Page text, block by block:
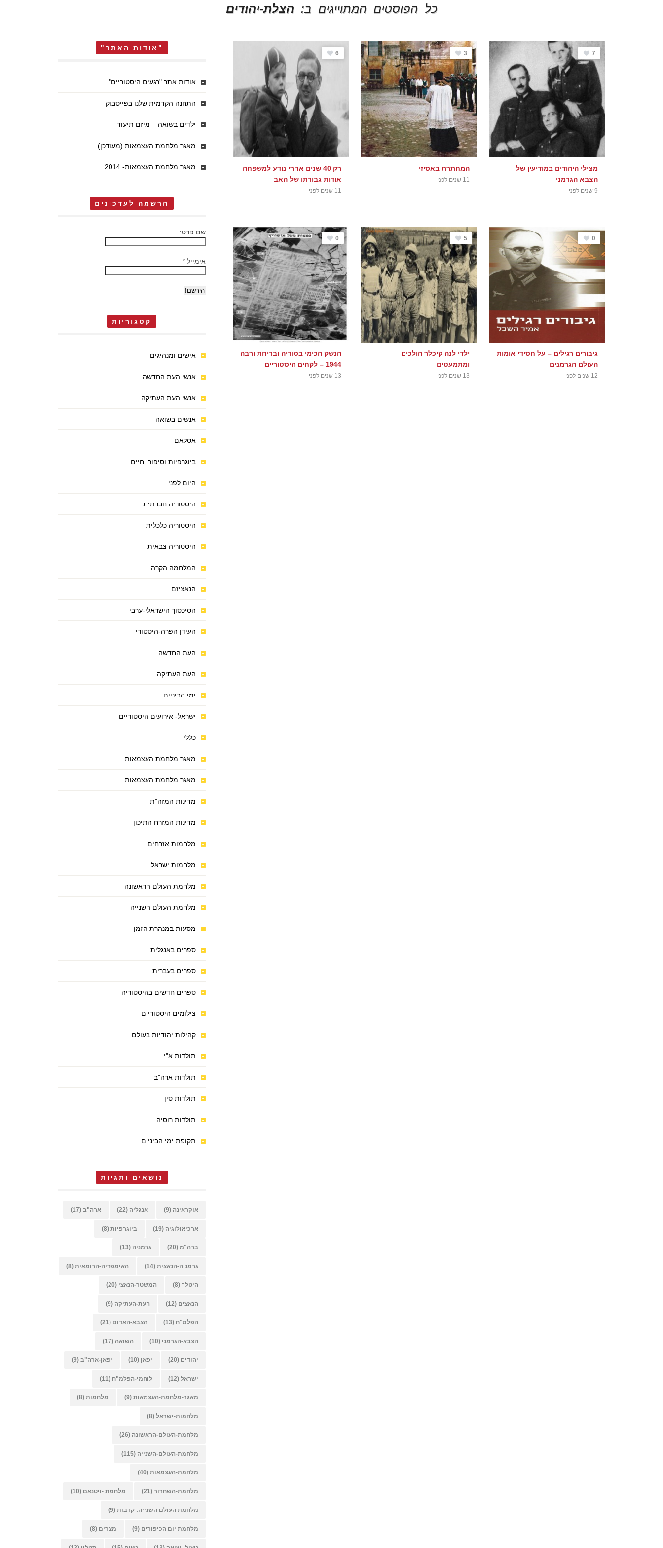
כל הפוסטים המתוייגים ב:הצלת-יהודים
7
מצילי היהודים במודיעין של
הצבא הגרמני
9 שנים לפני
3
המחתרת באסיזי
11 שנים לפני
6
רק 40 שנים אחרי נודע למשפחה
אודות גבורתו של האב
11 שנים לפני
0
גיבורים רגילים – על חסידי אומות
העולם הגרמנים
12 שנים לפני
5
ילדי לנה קיכלר הולכים
ומתמעטים
13 שנים לפני
0
הנשק הכימי בסוריה ובריחת ורבה
1944 – לקחים היסטוריים
13 שנים לפני
"אודות האתר"
אודות אתר "רגעים היסטוריים"
התחנה הקדמית שלנו בפייסבוק
ילדים בשואה – מיזם תיעוד
מאגר מלחמת העצמאות (מעודכן)
מאגר מלחמת העצמאות- 2014
הרשמה לעדכונים
שם פרטי
אימייל *
קטגוריות
אישים ומנהיגים
אנשי העת החדשה
אנשי העת העתיקה
אנשים בשואה
אסלאם
ביוגרפיות וסיפורי חיים
היום לפני
היסטוריה חברתית
היסטוריה כלכלית
היסטוריה צבאית
המלחמה הקרה
הנאציזם
הסיכסוך הישראלי-ערבי
העידן הפרה-היסטורי
העת החדשה
העת העתיקה
ימי הביניים
ישראל- אירועים היסטוריים
כללי
מאגר מלחמת העצמאות
מאגר מלחמת העצמאות
מדינות המזה"ת
מדינות המזרח התיכון
מלחמות אזרחים
מלחמות ישראל
מלחמת העולם הראשונה
מלחמת העולם השנייה
מסעות במנהרת הזמן
ספרים באנגלית
ספרים בעברית
ספרים חדשים בהיסטוריה
צילומים היסטוריים
קהילות יהודיות בעולם
תולדות א"י
תולדות ארה"ב
תולדות סין
תולדות רוסיה
תקופת ימי הביניים
נושאים ותגיות
אוקראינה (9) אנגליה (22) ארה"ב (17)
ארכיאולוגיה (19) ביוגרפיות (8)
ברה"מ (20) גרמניה (13)
גרמניה-הנאצית (14) האימפריה-הרומאית (8)
היטלר (8) המשטר-הנאצי (20)
הנאצים (12) העת-העתיקה (9)
הפלמ"ח (13) הצבא-האדום (21)
הצבא-הגרמני (10) השואה (17)
יהודים (20) יפאן (10) יפאן-ארה"ב (9)
ישראל (12) לוחמי-הפלמ"ח (11)
מאגר-מלחמת-העצמאות (9) מלחמות (8)
מלחמות-ישראל (8)
מלחמת-העולם-הראשונה (26)
מלחמת-העולם-השנייה (115)
מלחמת-העצמאות (40)
מלחמת-השחרור (21) מלחמת -ויטנאם (10)
מלחמת העולם השנייה: קרבות (9)
מלחמת יום הכיפורים (9) מצרים (8)